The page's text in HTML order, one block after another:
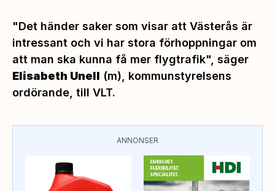
"Det händer saker som visar att Västerås är
intressant och vi har stora förhoppningar om
att man ska kunna få mer flygtrafik", säger
Elisabeth Unell (m), kommunstyrelsens
ordörande, till VLT.
ANNONSER